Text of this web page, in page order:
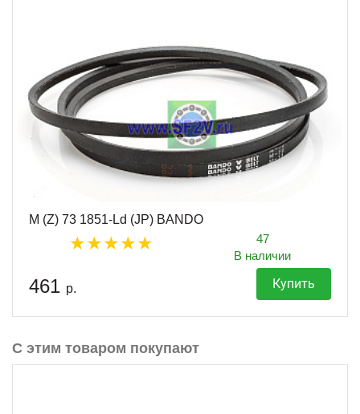
M (Z) 73 1851-Ld (JP) BANDO
47
В наличии
461 р. Купить
С этим товаром покупают